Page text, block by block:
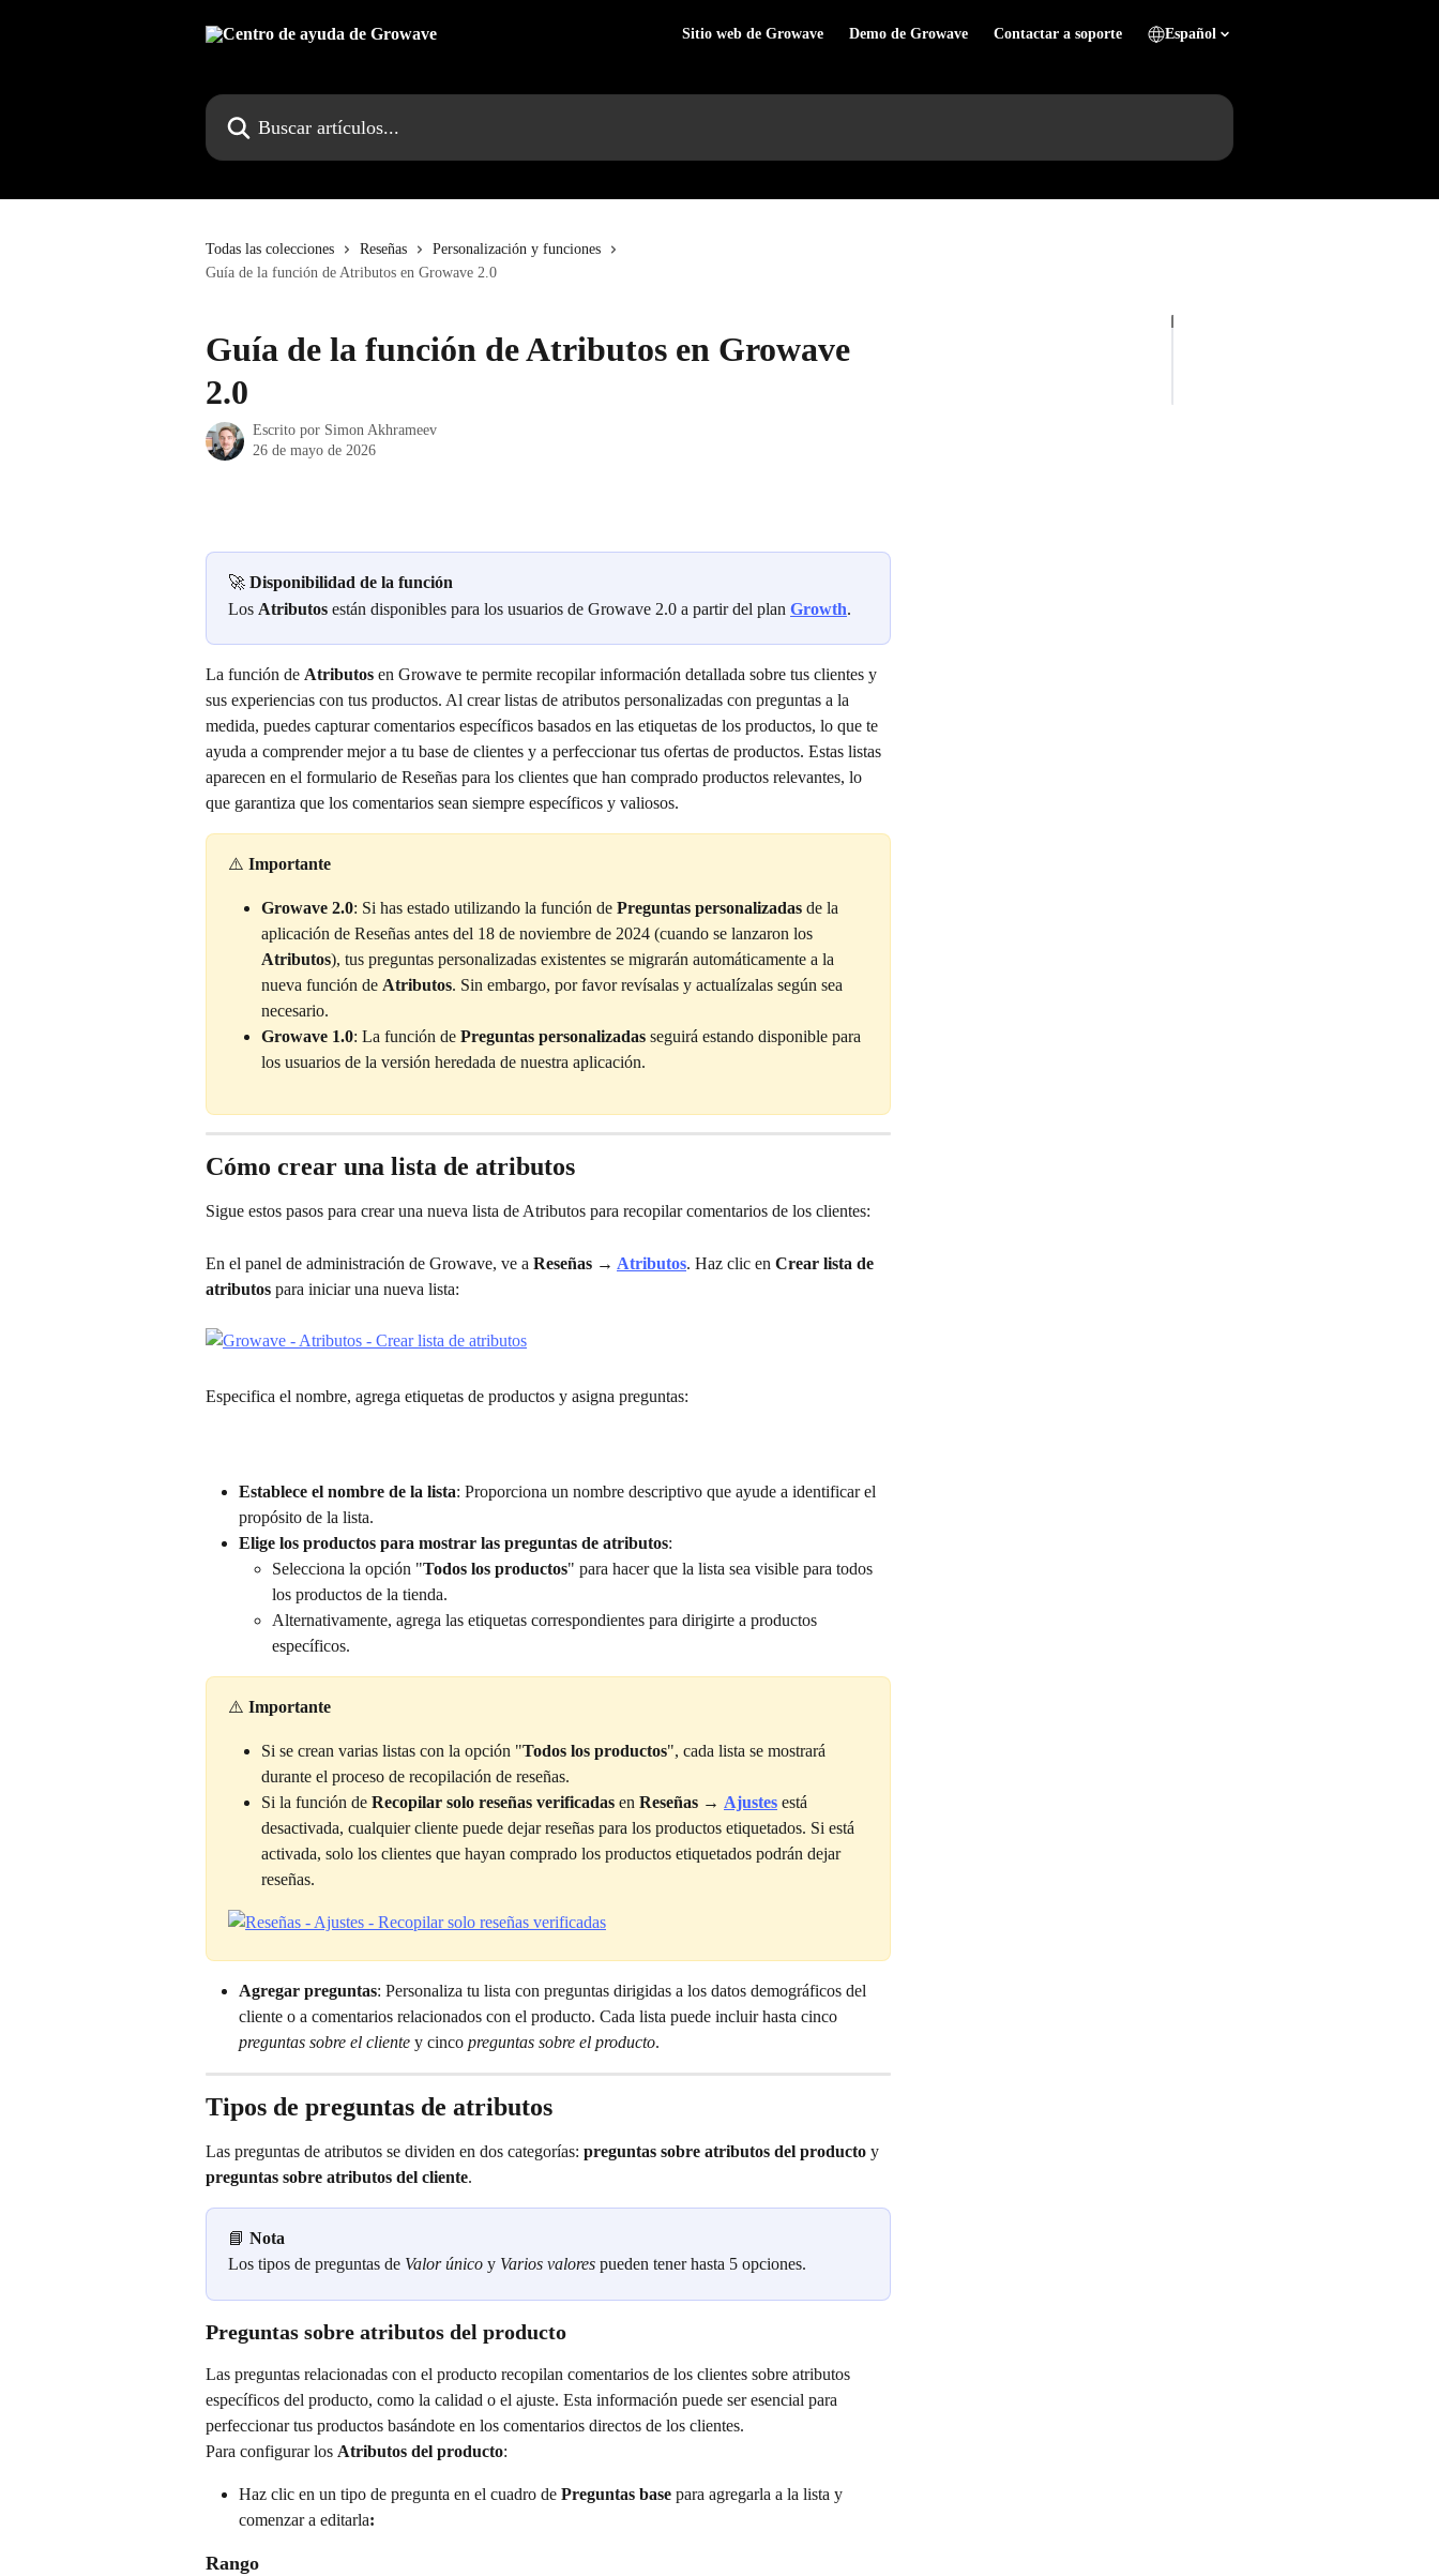
Sitio web de Growave Demo de Growave Contactar a soporte Español
Buscar artículos...
Todas las colecciones Reseñas
Personalización y funciones
Guía de la función de Atributos en Growave 2.0
Guía de la función de Atributos en Growave
2.0
Escrito por Simon Akhrameev
26 de mayo de 2026
🚀 Disponibilidad de la función
Los Atributos están disponibles para los usuarios de Growave 2.0 a partir del plan Growth.
La función de Atributos en Growave te permite recopilar información detallada sobre tus clientes y
sus experiencias con tus productos. Al crear listas de atributos personalizadas con preguntas a la
medida, puedes capturar comentarios específicos basados en las etiquetas de los productos, lo que te
ayuda a comprender mejor a tu base de clientes y a perfeccionar tus ofertas de productos. Estas listas
aparecen en el formulario de Reseñas para los clientes que han comprado productos relevantes, lo
que garantiza que los comentarios sean siempre específicos y valiosos.
⚠️ Importante
Growave 2.0: Si has estado utilizando la función de Preguntas personalizadas de la
aplicación de Reseñas antes del 18 de noviembre de 2024 (cuando se lanzaron los
Atributos), tus preguntas personalizadas existentes se migrarán automáticamente a la
nueva función de Atributos. Sin embargo, por favor revísalas y actualízalas según sea
necesario.
Growave 1.0: La función de Preguntas personalizadas seguirá estando disponible para
los usuarios de la versión heredada de nuestra aplicación.
Cómo crear una lista de atributos
Sigue estos pasos para crear una nueva lista de Atributos para recopilar comentarios de los clientes:
En el panel de administración de Growave, ve a Reseñas → Atributos. Haz clic en Crear lista de
atributos para iniciar una nueva lista:
Especifica el nombre, agrega etiquetas de productos y asigna preguntas:
Establece el nombre de la lista: Proporciona un nombre descriptivo que ayude a identificar el
propósito de la lista.
Elige los productos para mostrar las preguntas de atributos:
Selecciona la opción "Todos los productos" para hacer que la lista sea visible para todos
los productos de la tienda.
Alternativamente, agrega las etiquetas correspondientes para dirigirte a productos
específicos.
⚠️ Importante
Si se crean varias listas con la opción "Todos los productos", cada lista se mostrará
durante el proceso de recopilación de reseñas.
Si la función de Recopilar solo reseñas verificadas en Reseñas → Ajustes está
desactivada, cualquier cliente puede dejar reseñas para los productos etiquetados. Si está
activada, solo los clientes que hayan comprado los productos etiquetados podrán dejar
reseñas.
Agregar preguntas: Personaliza tu lista con preguntas dirigidas a los datos demográficos del
cliente o a comentarios relacionados con el producto. Cada lista puede incluir hasta cinco
preguntas sobre el cliente y cinco preguntas sobre el producto.
Tipos de preguntas de atributos
Las preguntas de atributos se dividen en dos categorías: preguntas sobre atributos del producto y
preguntas sobre atributos del cliente.
📘 Nota
Los tipos de preguntas de Valor único y Varios valores pueden tener hasta 5 opciones.
Preguntas sobre atributos del producto
Las preguntas relacionadas con el producto recopilan comentarios de los clientes sobre atributos
específicos del producto, como la calidad o el ajuste. Esta información puede ser esencial para
perfeccionar tus productos basándote en los comentarios directos de los clientes.
Para configurar los Atributos del producto:
Haz clic en un tipo de pregunta en el cuadro de Preguntas base para agregarla a la lista y
comenzar a editarla:
Rango